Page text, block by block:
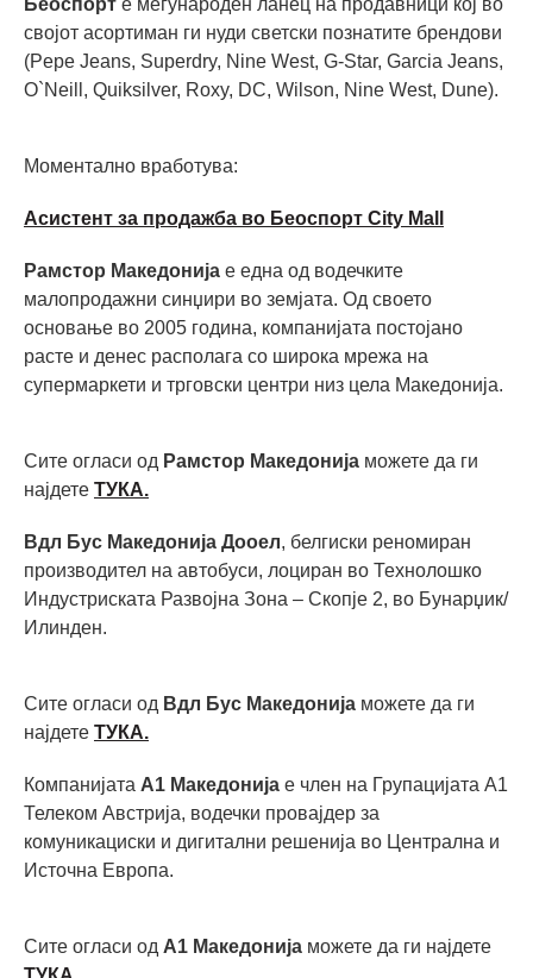
Беоспорт е меѓународен ланец на продавници кој во
својот асортиман ги нуди светски познатите брендови
(Pepe Jeans, Superdry, Nine West, G-Star, Garcia Jeans,
O`Neill, Quiksilver, Roxy, DC, Wilson, Nine West, Dune).
Моментално вработува:
Асистент за продажба во Беоспорт City Mall
Рамстор Македонија е една од водечките
малопродажни синџири во земјата. Од своето
основање во 2005 година, компанијата постојано
расте и денес располага со широка мрежа на
супермаркети и трговски центри низ цела Македонија.
Сите огласи од Рамстор Македонија можете да ги
најдете ТУКА.
Вдл Бус Македонија Дооел, белгиски реномиран
производител на автобуси, лоциран во Технолошко
Индустриската Развојна Зона – Скопје 2, во Бунарџик/
Илинден.
Сите огласи од Вдл Бус Македонија можете да ги
најдете ТУКА.
Компанијата А1 Македонија е член на Групацијата А1
Телеком Австрија, водечки провајдер за
комуникациски и дигитални решенија во Централна и
Источна Европа.
Сите огласи од А1 Македонија можете да ги најдете